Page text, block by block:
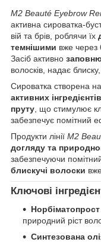
M2 Beauté Eyebrow
активна сироватка-
вій та брів, роблячи їх
темнішими вже через
Засіб активно
волосків, надає
Сироватка створена
активних інгредієнтів
пруту , що стимулює
забезпечує помітний
Продукти лінії M2
догляду та
забезпечуючи
блискучі волоски
Ключові
Норбіматопрост
природний ріст
Синтезована